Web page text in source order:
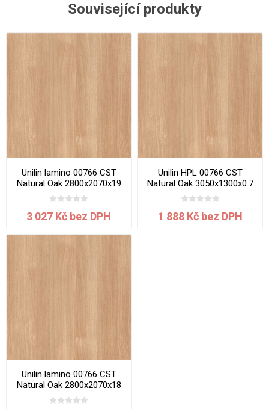
Související produkty
Unilin lamino 00766 CST
Natural Oak 2800x2070x19
mm
3 027 Kč bez DPH
Unilin HPL 00766 CST
Natural Oak 3050x1300x0.7
mm
1 888 Kč bez DPH
Unilin lamino 00766 CST
Natural Oak 2800x2070x18
mm